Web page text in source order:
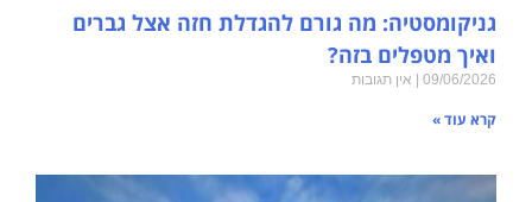
גניקומסטיה: מה גורם להגדלת חזה אצל גברים
ואיך מטפלים בזה?
09/06/2026 אין תגובות
קרא עוד »